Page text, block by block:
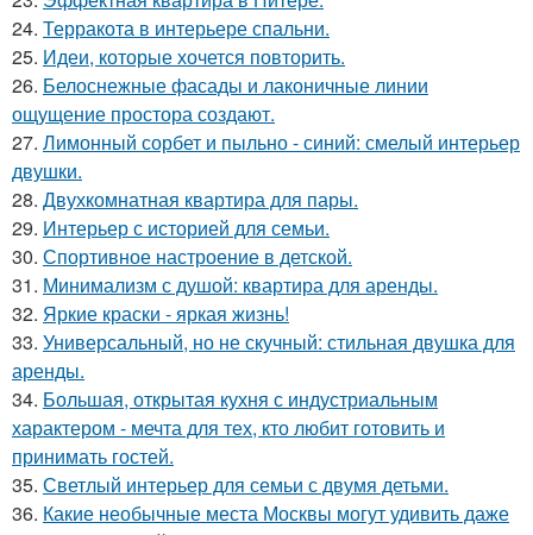
24. Терракота в интерьере спальни.
25. Идеи, которые хочется повторить.
26. Белоснежные фасады и лаконичные линии
ощущение простора создают.
27. Лимонный сорбет и пыльно - синий: смелый интерьер
двушки.
28. Двухкомнатная квартира для пары.
29. Интерьер с историей для семьи.
30. Спортивное настроение в детской.
31. Минимализм с душой: квартира для аренды.
32. Яркие краски - яркая жизнь!
33. Универсальный, но не скучный: стильная двушка для
аренды.
34. Большая, открытая кухня с индустриальным
характером - мечта для тех, кто любит готовить и
принимать гостей.
35. Светлый интерьер для семьи с двумя детьми.
36. Какие необычные места Москвы могут удивить даже